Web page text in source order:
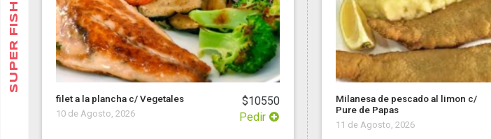
SUPER FISH
filet a la plancha c/ Vegetales $10550
10 de Agosto, 2026 Pedir
Milanesa de pescado al limon c/
Pure de Papas
11 de Agosto, 2026